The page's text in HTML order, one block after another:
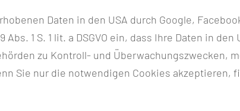
Daten in den USA durch Google,
1 S. 1 lit. a DSGVO ein, dass Ihre Daten in
zu Kontroll- und Überwachungszwecken,
Sie nur die notwendigen Cookies akzeptieren,